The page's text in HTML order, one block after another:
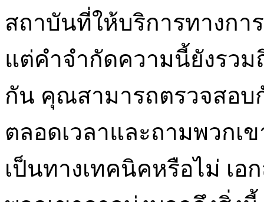
สถาบันที่ให้บริการทางก
แต่คำจำกัดความนี้ยังรวม
กัน คุณสามารถตรวจสอ
ตลอดเวลาและถามพวกเ
เป็นทางเทคนิคหรือไม่ เ